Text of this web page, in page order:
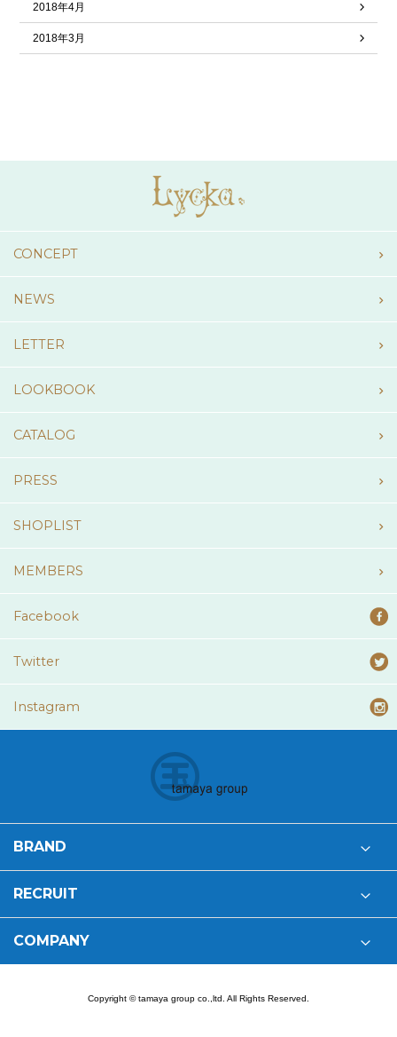
2018年4月
2018年3月
CONCEPT
NEWS
LETTER
LOOKBOOK
CATALOG
PRESS
SHOPLIST
MEMBERS
Facebook
Twitter
Instagram
BRAND
RECRUIT
COMPANY
Copyright © tamaya group co.,ltd. All Rights Reserved.